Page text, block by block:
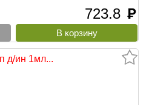
723.8 руб
д/ин 1мл...